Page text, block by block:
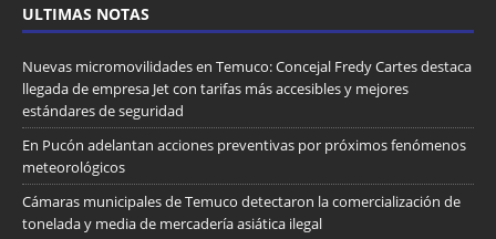
ULTIMAS NOTAS
Nuevas micromovilidades en Temuco: Concejal Fredy Cartes destaca
llegada de empresa Jet con tarifas más accesibles y mejores
estándares de seguridad
En Pucón adelantan acciones preventivas por próximos fenómenos
meteorológicos
Cámaras municipales de Temuco detectaron la comercialización de
tonelada y media de mercadería asiática ilegal